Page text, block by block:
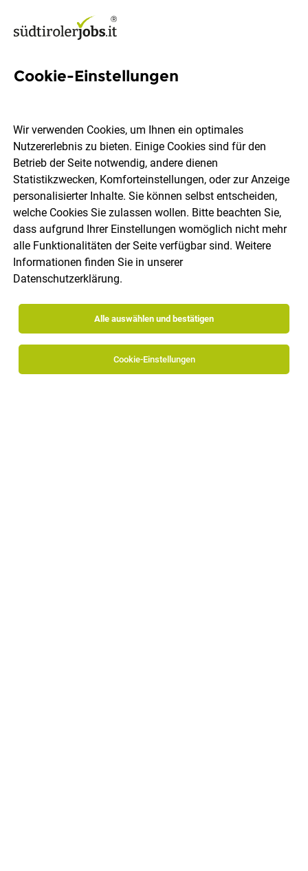
Labortechniker (m/w/d)
Intercable Automotive Solutions
Bruneck Vollzeit 27.07.2026 DE
Cookie-Einstellungen
Wir verwenden Cookies, um Ihnen ein optimales
Nutzererlebnis zu bieten. Einige Cookies sind für den
Betrieb der Seite notwendig, andere dienen
Statistikzwecken, Komforteinstellungen, oder zur Anzeige
personalisierter Inhalte. Sie können selbst entscheiden,
welche Cookies Sie zulassen wollen. Bitte beachten Sie,
dass aufgrund Ihrer Einstellungen womöglich nicht mehr
alle Funktionalitäten der Seite verfügbar sind. Weitere
Informationen finden Sie in unserer
Datenschutzerklärung.
Alle auswählen und bestätigen
Cookie-Einstellungen